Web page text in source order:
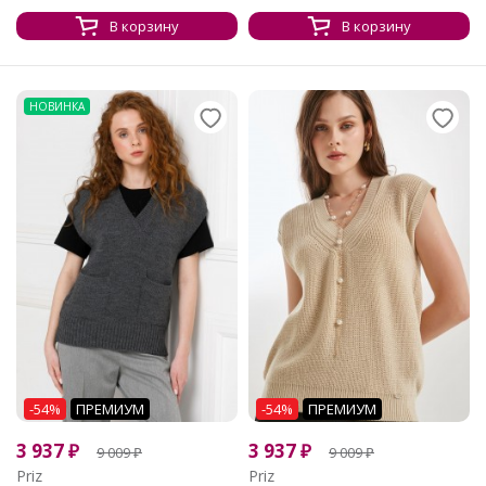
В корзину
В корзину
НОВИНКА
-54% ПРЕМИУМ
3 937₽ 9 009₽
Priz
-54% ПРЕМИУМ
3 937₽ 9 009₽
Priz